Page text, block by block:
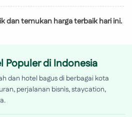
dan temukan harga terbaik hari ini.
Populer di Indonesia
dan hotel bagus di berbagai kota
perjalanan bisnis, staycation,